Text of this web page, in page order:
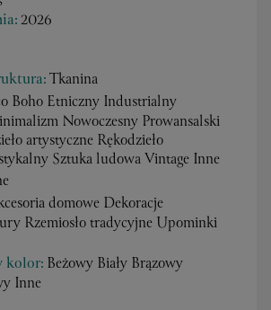
2026
Tkanina
Boho Etniczny Industrialny
Nowoczesny Prowansalski
artystyczne Rękodzieło
Sztuka ludowa Vintage Inne
domowe Dekoracje
Rzemiosło tradycyjne Upominki
kolor: Beżowy Biały Brązowy
Inne